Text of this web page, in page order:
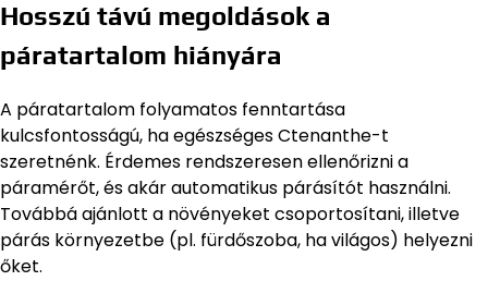
Hosszú távú megoldások a
páratartalom hiányára
A páratartalom folyamatos fenntartása
kulcsfontosságú, ha egészséges Ctenanthe-t
szeretnénk. Érdemes rendszeresen ellenőrizni a
páramérőt, és akár automatikus párásítót használni.
Továbbá ajánlott a növényeket csoportosítani, illetve
párás környezetbe (pl. fürdőszoba, ha világos) helyezni
őket.